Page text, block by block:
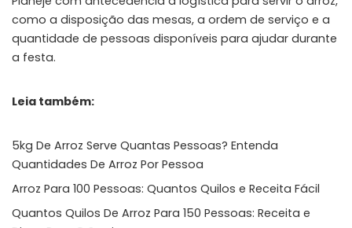
como a disposição das mesas, a ordem de serviço e a
quantidade de pessoas disponíveis para ajudar durante
a festa.
Leia também:
5kg De Arroz Serve Quantas Pessoas? Entenda
Quantidades De Arroz Por Pessoa
Arroz Para 100 Pessoas: Quantos Quilos e Receita Fácil
Quantos Quilos De Arroz Para 150 Pessoas: Receita e